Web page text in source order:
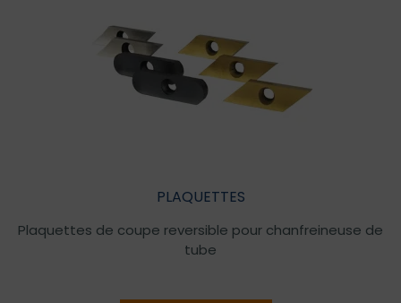
PLAQUETTES
Plaquettes de coupe reversible pour chanfreineuse de
tube